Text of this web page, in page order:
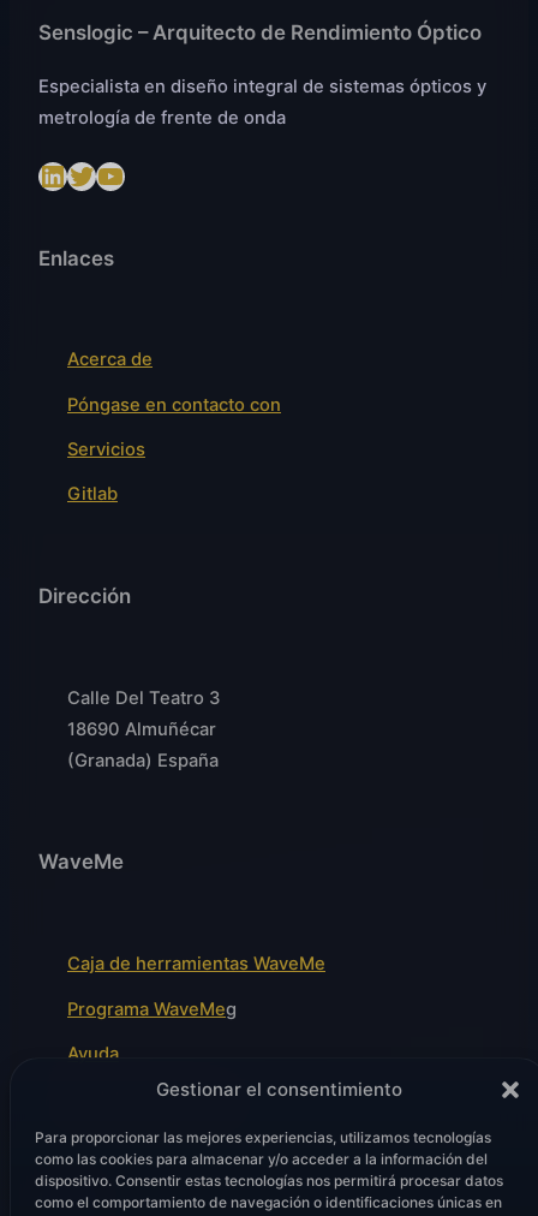
Gestionar el consentimiento
Para proporcionar las mejores experiencias, utilizamos tecnologías
como las cookies para almacenar y/o acceder a la información del
dispositivo. Consentir estas tecnologías nos permitirá procesar datos
como el comportamiento de navegación o identificaciones únicas en
Senslogic – Arquitecto de Rendimiento Óptico
Especialista en diseño integral de sistemas ópticos y
metrología de frente de onda
LinkedIn Twitter https://www.youtube.com/@SenslogicS.L.
Enlaces
Acerca de
Póngase en contacto con
Servicios
Gitlab
Dirección
Calle Del Teatro 3
18690 Almuñécar
(Granada) España
WaveMe
Caja de herramientas WaveMe
Programa WaveMeg
Ayuda
Módulos Wavefront
Legal